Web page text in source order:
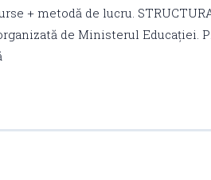
+ metodă de lucru.
de Ministerul Educației.